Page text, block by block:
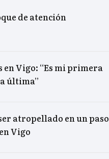
de atención
en Vigo: “Es mi primera
última”
atropellado en un paso
Vigo